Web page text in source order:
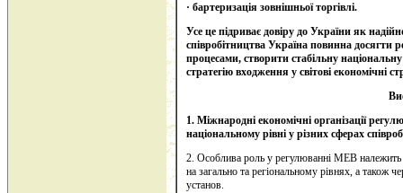
· бартеризація зовнішньої торгівлі.
Усе це підриває довіру до України як
співробітництва Україна повинна досягти
процесами, створити стабільну
стратегію входження у світові економічні
1. Міжнародні економічні організації
національному рівні у різних сферах
2. Особлива роль у регулюванні МЕВ
на загально та регіональному рівнях, а також
установ.